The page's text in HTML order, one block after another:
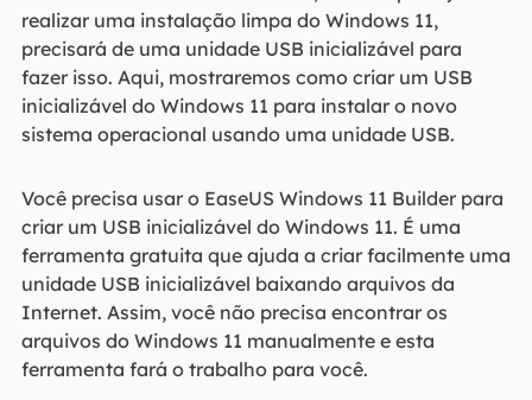
realizar uma instalação limpa do Windows 11,
precisará de uma unidade USB inicializável para
fazer isso. Aqui, mostraremos como criar um USB
inicializável do Windows 11 para instalar o novo
sistema operacional usando uma unidade USB.
Você precisa usar o EaseUS Windows 11 Builder para
criar um USB inicializável do Windows 11. É uma
ferramenta gratuita que ajuda a criar facilmente uma
unidade USB inicializável baixando arquivos da
Internet. Assim, você não precisa encontrar os
arquivos do Windows 11 manualmente e esta
ferramenta fará o trabalho para você.